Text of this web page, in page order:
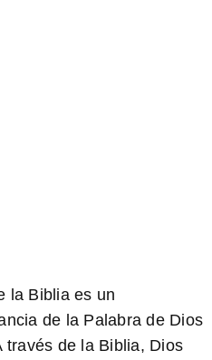
la Biblia es un
de la Palabra de Dios
través de la Biblia, Dios